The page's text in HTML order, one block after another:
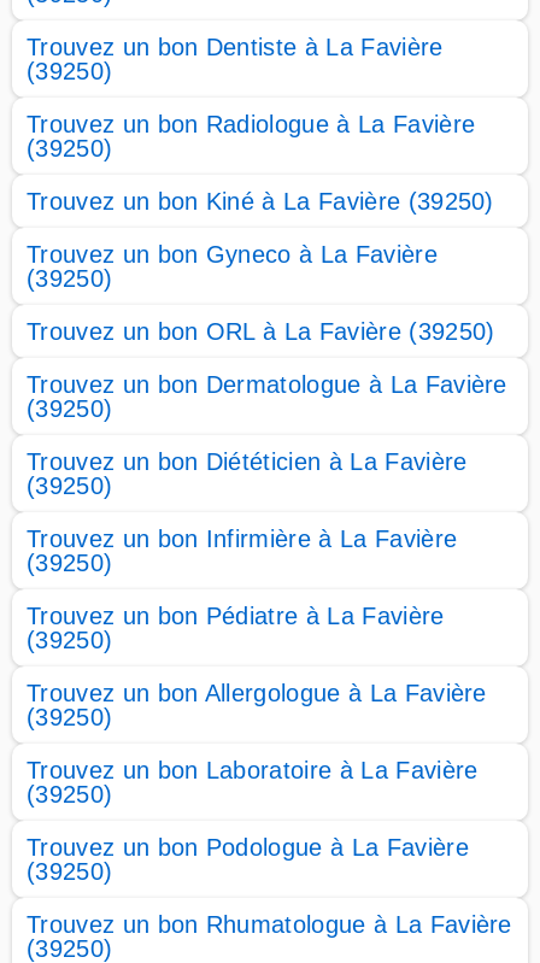
Trouvez un bon Dentiste à La Favière
(39250)
Trouvez un bon Radiologue à La Favière
(39250)
Trouvez un bon Kiné à La Favière (39250)
Trouvez un bon Gyneco à La Favière
(39250)
Trouvez un bon ORL à La Favière (39250)
Trouvez un bon Dermatologue à La Favière
(39250)
Trouvez un bon Diététicien à La Favière
(39250)
Trouvez un bon Infirmière à La Favière
(39250)
Trouvez un bon Pédiatre à La Favière
(39250)
Trouvez un bon Allergologue à La Favière
(39250)
Trouvez un bon Laboratoire à La Favière
(39250)
Trouvez un bon Podologue à La Favière
(39250)
Trouvez un bon Rhumatologue à La Favière
(39250)